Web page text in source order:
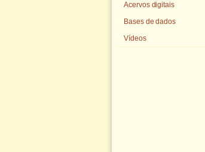
Acervos digitais
Bases de dados
Vídeos